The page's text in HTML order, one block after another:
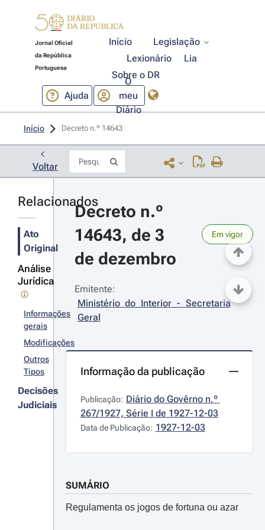
Jornal Oficial
da República
Portuguesa
Início
Legislação
Lexionário
Lia
Sobre o DR
Ajuda
O
meu
Diário
Início Decreto n.º 14643
Voltar
Relacionados
Ato
Original
Análise
Jurídica
Informações
gerais
Modificações
Outros
Tipos
Decisões
Judiciais
Decreto n.º
14643, de 3
de dezembro
Em vigor
Emitente:
Ministério do Interior - Secretaria
Geral
Informação da publicação
Publicação: Diário do Govêrno n.º
267/1927, Série I de 1927-12-03
Data de Publicação: 1927-12-03
SUMÁRIO
Regulamenta os jogos de fortuna ou azar